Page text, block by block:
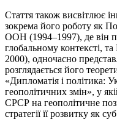
Стаття також висвітлює
зокрема його роботу як
ООН (1994–1997), де він
глобальному контексті,
2000), одночасно
розглядається його
«Дипломатія і політика:
геополітичних змін», у
СРСР на геополітичне
стратегії її розвитку як